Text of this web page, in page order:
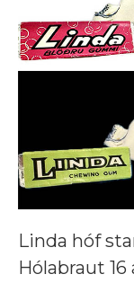
Linda hóf
Hólabraut